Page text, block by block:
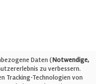
Daten (Notwendige,
zu verbessern.
Tracking-Technologien von